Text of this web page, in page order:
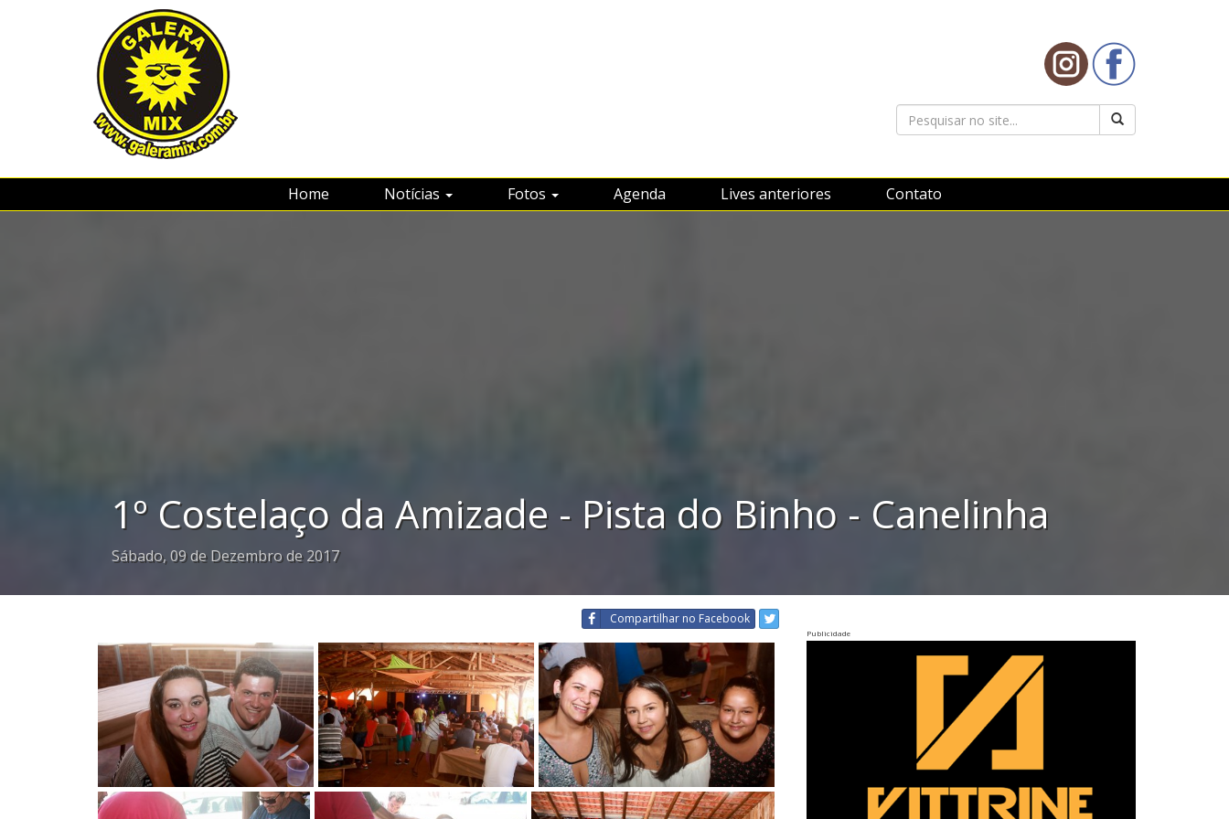
Home Notícias Fotos Agenda Lives anteriores Contato
1º Costelaço da Amizade - Pista do Binho - Canelinha
Sábado, 09 de Dezembro de 2017
Compartilhar no Facebook
Publicidade